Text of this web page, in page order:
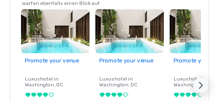
warfen ebenfalls einen Blick auf
Promote your venue
Luxushotel in
Washington, DC
Promote your venue
Luxushotel in
Washington, DC
Promote your
Luxushotel in
Washington